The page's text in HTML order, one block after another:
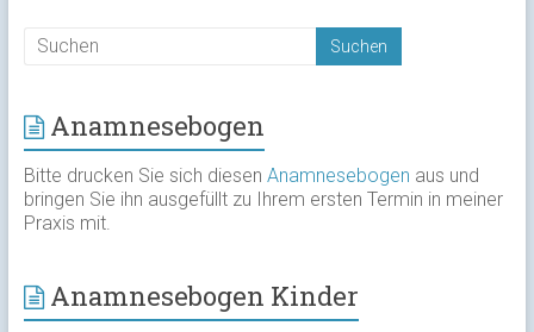
Anamnesebogen
Bitte drucken Sie sich diesen Anamnesebogen aus und
bringen Sie ihn ausgefüllt zu Ihrem ersten Termin in meiner
Praxis mit.
Anamnesebogen Kinder